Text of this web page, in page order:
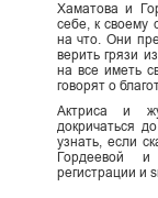
Хаматова и
себе, к своему
на что. Они
верить грязи
на все иметь
говорят о
Актриса и
докричаться
узнать, если
Гордеевой
регистрации и